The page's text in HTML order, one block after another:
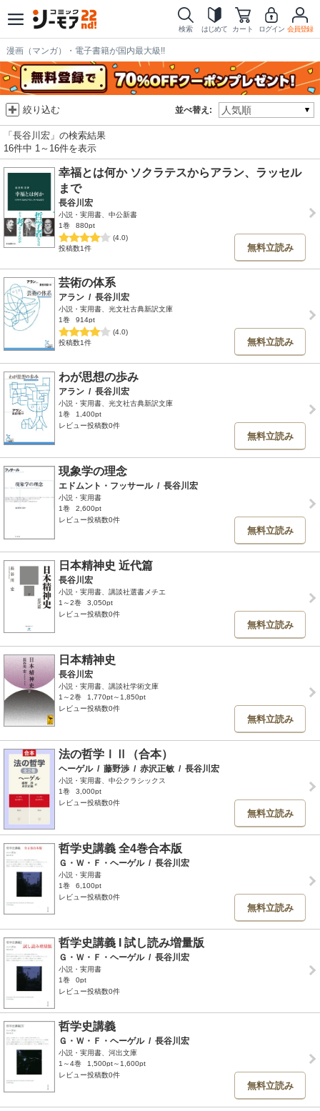
検索 はじめて カート ログイン 会員登録
漫画（マンガ）・電子書籍が国内最大級!!
並べ替え:
絞り込む
「長谷川宏」の検索結果
16件中 1～16件を表示
幸福とは何か ソクラテスからアラン、ラッセル
まで
長谷川宏
小説・実用書、中公新書
1巻
880pt
(4.0)
投稿数1件
無料立読み
芸術の体系
アラン / 長谷川宏
小説・実用書、光文社古典新訳文庫
1巻
914pt
(4.0)
投稿数1件
無料立読み
わが思想の歩み
アラン / 長谷川宏
小説・実用書、光文社古典新訳文庫
1巻
1,400pt
レビュー投稿数0件
無料立読み
現象学の理念
エドムント・フッサール / 長谷川宏
小説・実用書
1巻
2,600pt
レビュー投稿数0件
無料立読み
日本精神史 近代篇
長谷川宏
小説・実用書、講談社選書メチエ
1～2巻
3,050pt
レビュー投稿数0件
無料立読み
日本精神史
長谷川宏
小説・実用書、講談社学術文庫
1～2巻
1,770pt～1,850pt
レビュー投稿数0件
無料立読み
法の哲学ⅠⅡ（合本）
ヘーゲル / 藤野渉 / 赤沢正敏 / 長谷川宏
小説・実用書、中公クラシックス
1巻
3,000pt
レビュー投稿数0件
無料立読み
哲学史講義 全4巻合本版
Ｇ・Ｗ・Ｆ・ヘーゲル / 長谷川宏
小説・実用書
1巻
6,100pt
レビュー投稿数0件
無料立読み
哲学史講義 I 試し読み増量版
Ｇ・Ｗ・Ｆ・ヘーゲル / 長谷川宏
小説・実用書
1巻
0pt
レビュー投稿数0件
哲学史講義
Ｇ・Ｗ・Ｆ・ヘーゲル / 長谷川宏
小説・実用書、河出文庫
1～4巻
1,500pt～1,600pt
レビュー投稿数0件
無料立読み